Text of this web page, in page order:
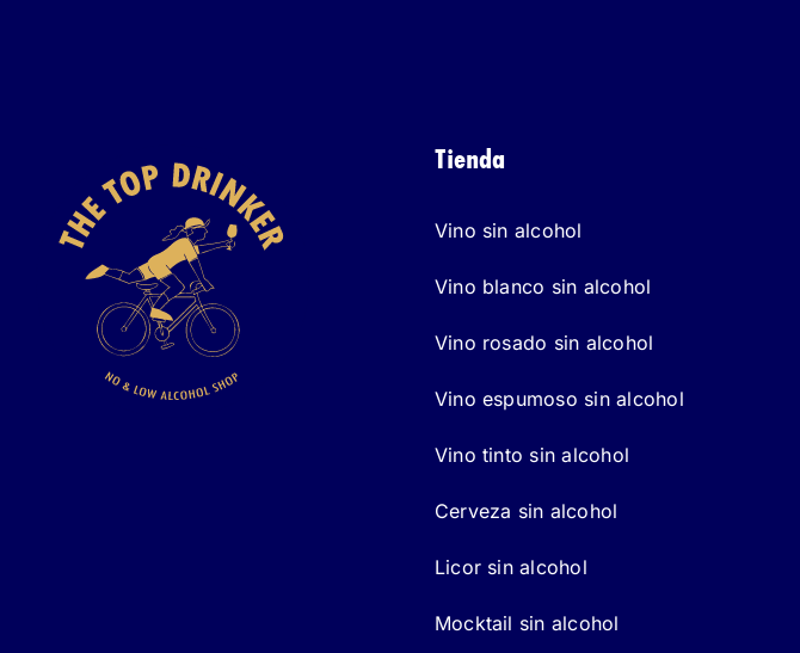
Tienda
Vino sin alcohol
Vino blanco sin alcohol
Vino rosado sin alcohol
Vino espumoso sin alcohol
Vino tinto sin alcohol
Cerveza sin alcohol
Licor sin alcohol
Mocktail sin alcohol